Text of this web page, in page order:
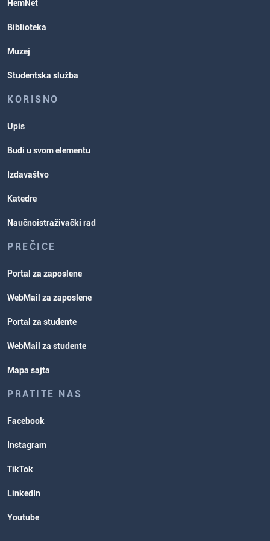
HemNet
Biblioteka
Muzej
Studentska služba
KORISNO
Upis
Budi u svom elementu
Izdavaštvo
Katedre
Naučnoistraživački rad
PREČICE
Portal za zaposlene
WebMail za zaposlene
Portal za studente
WebMail za studente
Mapa sajta
PRATITE NAS
Facebook
Instagram
TikTok
LinkedIn
Youtube